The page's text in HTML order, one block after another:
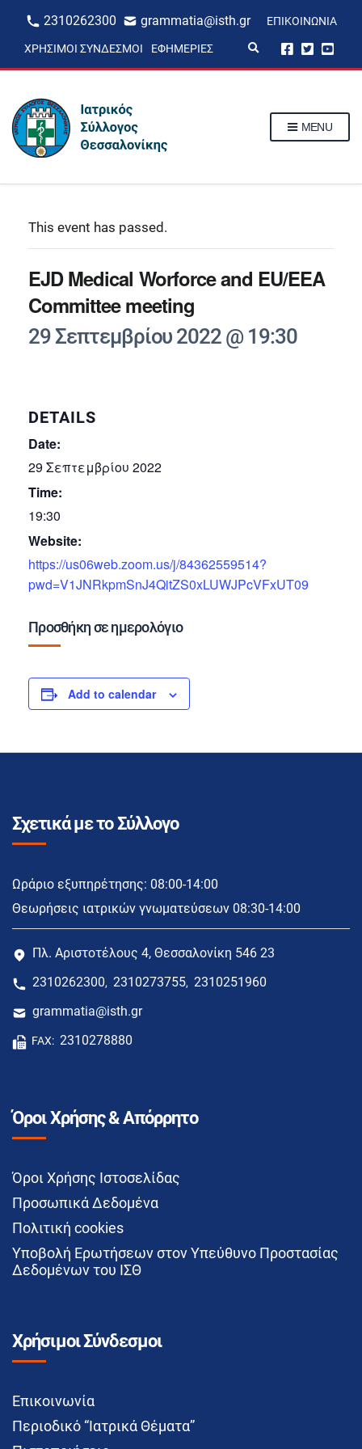
2310262300 grammatia@isth.gr ΕΠΙΚΟΙΝΩΝΊΑ
ΧΡΉΣΙΜΟΙ ΣΎΝΔΕΣΜΟΙ ΕΦΗΜΕΡΊΕΣ
p
MENU
This event has passed.
EJD Medical Worforce and EU/EEA
Committee meeting
29 Σεπτεμβρίου 2022 @ 19:30
DETAILS
Date:
29 Σεπτεμβρίου 2022
Time:
19:30
Website:
https://us06web.zoom.us/j/84362559514?
pwd=V1JNRkpmSnJ4QitZS0xLUWJPcVFxUT09
Προσθήκη σε ημερολόγιο
Add to calendar
Σχετικά με το Σύλλογο
Ωράριο εξυπηρέτησης: 08:00-14:00
Θεωρήσεις ιατρικών γνωματεύσεων 08:30-14:00
Πλ. Αριστοτέλους 4, Θεσσαλονίκη 546 23
2310262300, 2310273755, 2310251960
grammatia@isth.gr
FAX: 2310278880
Όροι Χρήσης & Απόρρητο
Όροι Χρήσης Ιστοσελίδας
Προσωπικά Δεδομένα
Πολιτική cookies
Υποβολή Ερωτήσεων στον Υπεύθυνο Προστασίας
Δεδομένων του ΙΣΘ
Χρήσιμοι Σύνδεσμοι
Επικοινωνία
Περιοδικό “Ιατρικά Θέματα”